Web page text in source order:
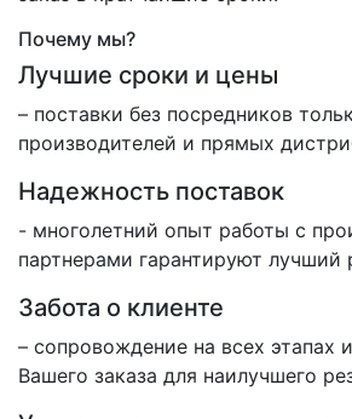
Почему мы?
Лучшие сроки и цены
– поставки без посредников
производителей и прямых
Надежность поставок
- многолетний опыт работы с
партнерами гарантируют лучший
Забота о клиенте
– сопровождение на всех этапах
Вашего заказа для наилучшего